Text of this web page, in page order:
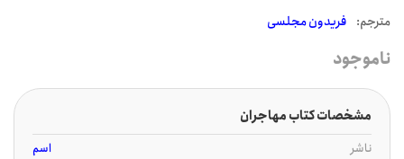
مترجم: فریدون مجلسی
ناموجود
مشخصات کتاب مهاجران
ناشر
اسم